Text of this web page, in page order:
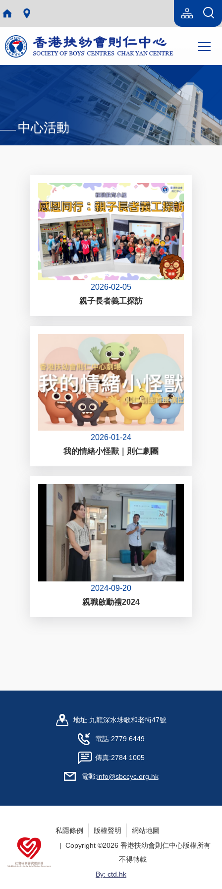
移至主內容
Language
switcher
sitemap(tc)
中心活動
2026-02-05
親子長者義工探訪
2026-01-24
我的情緒小怪獸｜則仁劇團
2024-09-20
親職啟動禮2024
地址:九龍深水埗歌和老街47號
電話:2779 6449
傳真:2784 1005
電郵:info@sbccyc.org.hk
私隱條例 版權聲明
網站地圖
| Copyright ©2026 香港扶幼會則仁中心版權所有
不得轉載
By: ctd.hk